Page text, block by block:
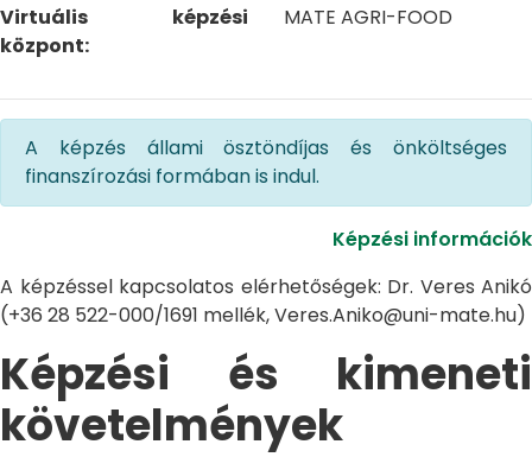
Virtuális képzési
központ:
MATE AGRI-FOOD
A képzés állami ösztöndíjas és önköltséges
finanszírozási formában is indul.
Képzési információk
A képzéssel kapcsolatos elérhetőségek: Dr. Veres Anikó
(+36 28 522-000/1691 mellék, Veres.Aniko@uni-mate.hu)
Képzési és kimeneti
követelmények